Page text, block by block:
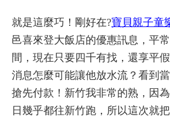
就是這麼巧！剛好在?寶貝親子童
邑喜來登大飯店的優惠訊息，平
間，現在只要四千有找，還享平
消息怎麼可能讓他放水流？看到
搶先付款！新竹我非常的熟，因
日幾乎都往新竹跑，所以這次就